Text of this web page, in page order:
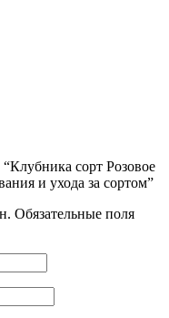
сорт Розовое
и ухода за сортом”
Обязательные поля